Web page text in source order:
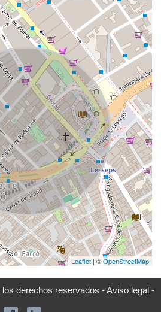
Leaflet | ©OpenStreetMap
los derechos reservados -Aviso legal -